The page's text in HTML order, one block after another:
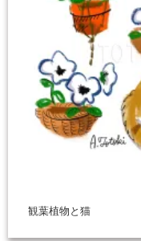
観葉植物と猫